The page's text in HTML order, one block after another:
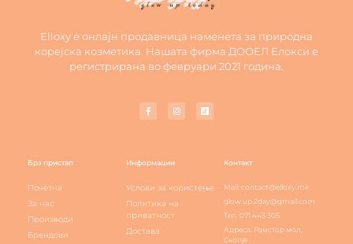
Elloxy е онлајн продавница наменета за природна
корејска козметика. Нашата фирма ДООЕЛ Елокси е
регистрирана во февруари 2021 година.
Брз пристап
Почетна
За нас
Производи
Брендови
Информации
Услови за користење
Политика на
приватност
Достава
Контакт
Mail: contact@elloxy.mk
glow.up.2day@gmail.com
Тел: 071 443 305
Адреса: Рамстор мол,
Скопје